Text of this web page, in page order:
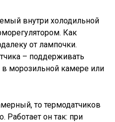
внутри холодильной
Как
от лампочки.
– поддерживать
морозильной камере или
то термодатчиков
Работает он так: при